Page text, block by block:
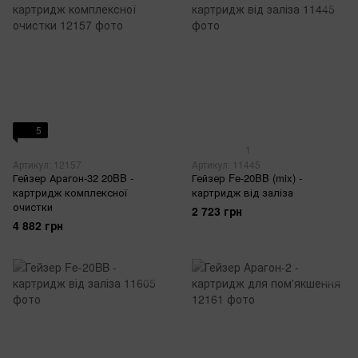
5
Артикул: 12157
Гейзер Арагон-32 20BB -
картридж комплексної
очистки
4 882 грн
1
Артикул: 11445
Гейзер Fe-20BB (mix) -
картридж від заліза
2 723 грн